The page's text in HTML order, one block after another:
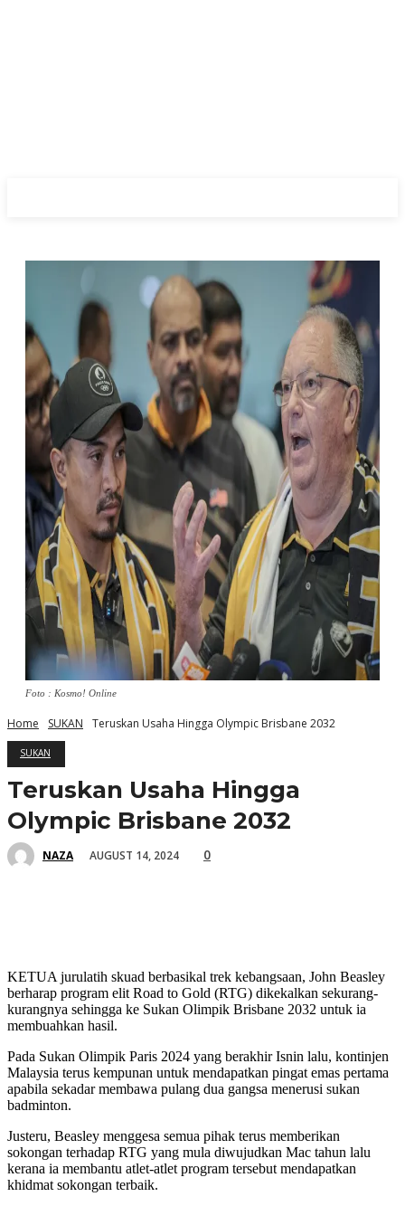
Foto : Kosmo! Online
Home SUKAN Teruskan Usaha Hingga Olympic Brisbane 2032
SUKAN
Teruskan Usaha Hingga
Olympic Brisbane 2032
NAZA AUGUST 14, 2024 0
KETUA jurulatih skuad berbasikal trek kebangsaan, John Beasley
berharap program elit Road to Gold (RTG) dikekalkan sekurang-
kurangnya sehingga ke Sukan Olimpik Brisbane 2032 untuk ia
membuahkan hasil.
Pada Sukan Olimpik Paris 2024 yang berakhir Isnin lalu, kontinjen
Malaysia terus kempunan untuk mendapatkan pingat emas pertama
apabila sekadar membawa pulang dua gangsa menerusi sukan
badminton.
Justeru, Beasley menggesa semua pihak terus memberikan
sokongan terhadap RTG yang mula diwujudkan Mac tahun lalu
kerana ia membantu atlet-atlet program tersebut mendapatkan
khidmat sokongan terbaik.